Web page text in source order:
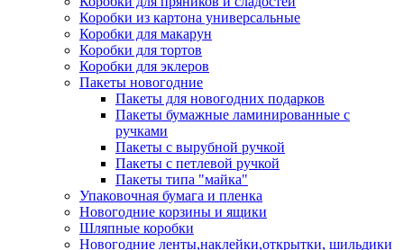
Коробки из картона универсальные
Коробки для макарун
Коробки для тортов
Коробки для эклеров
Пакеты новогодние
Пакеты для новогодних подарков
Пакеты бумажные ламинированные с
ручками
Пакеты с вырубной ручкой
Пакеты с петлевой ручкой
Пакеты типа "майка"
Упаковочная бумага и пленка
Новогодние корзины и ящики
Шляпные коробки
Новогодние ленты,наклейки,открытки, шильдики